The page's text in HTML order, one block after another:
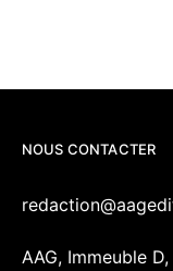
NOUS CONTACTER
AAG, Immeuble